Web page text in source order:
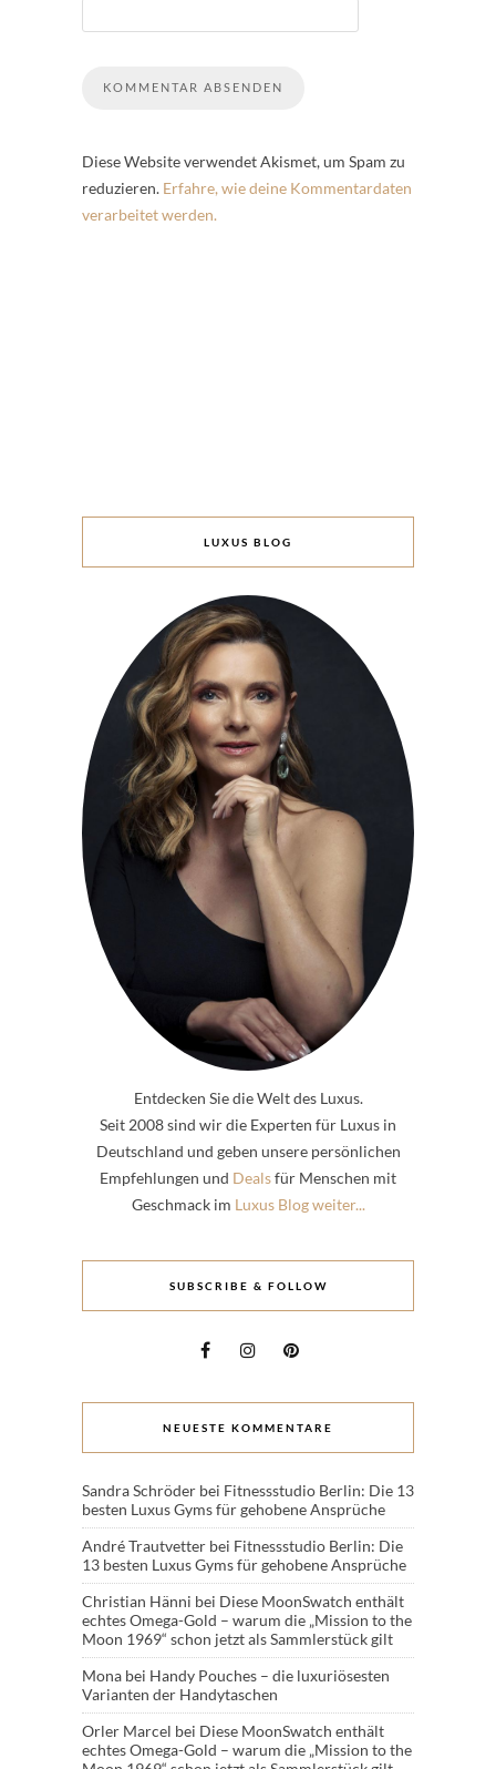
Diese Website verwendet Akismet, um Spam zu
reduzieren. Erfahre, wie deine Kommentardaten
verarbeitet werden.
LUXUS BLOG
Entdecken Sie die Welt des Luxus.
Seit 2008 sind wir die Experten für Luxus in
Deutschland und geben unsere persönlichen
Empfehlungen und Dealsfür Menschen mit
Geschmack im Luxus Blog weiter...
SUBSCRIBE & FOLLOW
NEUESTE KOMMENTARE
Sandra Schröder bei Fitnessstudio Berlin: Die 13
besten Luxus Gyms für gehobene Ansprüche
André Trautvetter bei Fitnessstudio Berlin: Die
13 besten Luxus Gyms für gehobene Ansprüche
Christian Hänni bei Diese MoonSwatch enthält
echtes Omega-Gold – warum die „Mission to the
Moon 1969“ schon jetzt als Sammlerstück gilt
Mona bei Handy Pouches – die luxuriösesten
Varianten der Handytaschen
Orler Marcel bei Diese MoonSwatch enthält
echtes Omega-Gold – warum die „Mission to the